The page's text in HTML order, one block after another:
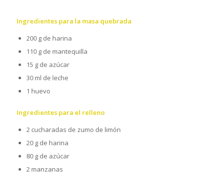
Ingredientes para la masa quebrada
200 g de harina
110 g de mantequilla
15 g de azúcar
30 ml de leche
1 huevo
Ingredientes para el relleno
2 cucharadas de zumo de limón
20 g de harina
80 g de azúcar
2 manzanas